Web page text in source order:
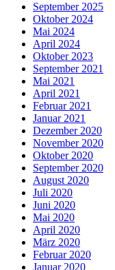
September 2025
Oktober 2024
Mai 2024
April 2024
Oktober 2023
September 2021
Mai 2021
April 2021
Februar 2021
Januar 2021
Dezember 2020
November 2020
Oktober 2020
September 2020
August 2020
Juli 2020
Juni 2020
Mai 2020
April 2020
März 2020
Februar 2020
Januar 2020